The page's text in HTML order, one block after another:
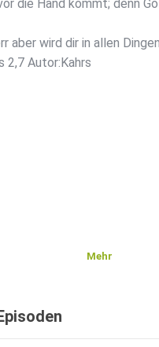
die Hand kommt; denn
aber wird dir in allen
2,7 Autor:Kahrs
Mehr